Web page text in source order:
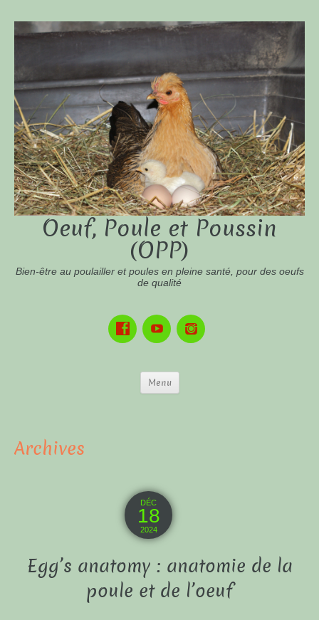
Oeuf, Poule et Poussin
(OPP)
Bien-être au poulailler et poules en pleine santé, pour des oeufs
de qualité
Menu
Archives
DÉC
18
2024
Egg’s anatomy : anatomie de la
poule et de l’oeuf